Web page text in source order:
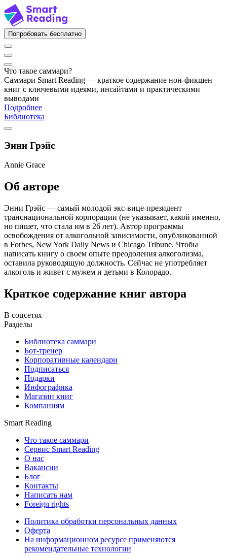
Попробовать бесплатно
Что такое саммари?
Саммари Smart Reading — краткое содержание нон-фикшен
книг с ключевыми идеями, инсайтами и практическими
выводами
Подробнее
Библиотека
Энни Грэйс
Annie Grace
Об авторе
Энни Грэйс — самый молодой экс-вице-президент
транснациональной корпорации (не указывает, какой именно,
но пишет, что стала им в 26 лет). Автор программы
освобождения от алкогольной зависимости, опубликованной
в Forbes, New York Daily News и Chicago Tribune. Чтобы
написать книгу о своем опыте преодоления алкоголизма,
оставила руководящую должность. Сейчас не употребляет
алкоголь и живет с мужем и детьми в Колорадо.
Краткое содержание книг автора
В соцсетях
Разделы
Библиотека саммари
Бот-тренер
Корпоративные календари
Подписаться
Подарки
Инфографика
Магазин книг
Компаниям
Smart Reading
Что такое саммари
Сервис Smart Reading
О нас
Вакансии
Блог
Контакты
Написать нам
Foreign rights
Политика обработки персональных данных
Оферта
На информационном ресурсе применяются
рекомендательные технологии